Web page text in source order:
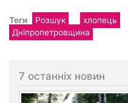
Теги Розшук хлопець
Дніпропетровщина
7 останніх новин